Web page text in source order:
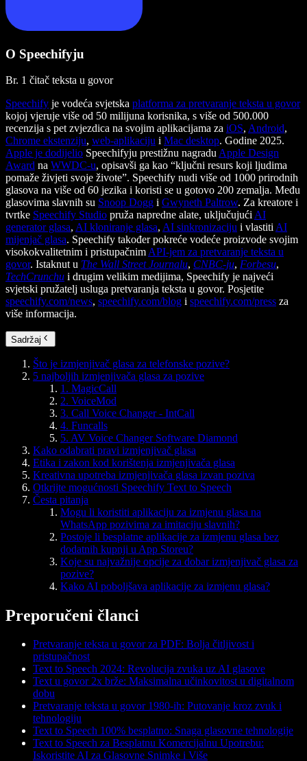
O Speechifyju
Br. 1 čitač teksta u govor
Speechify je vodeća svjetska platforma za pretvaranje teksta u govor
kojoj vjeruje više od 50 milijuna korisnika, s više od 500.000
recenzija s pet zvjezdica na svojim aplikacijama za iOS, Android,
Chrome ekstenziju, web-aplikaciju i Mac desktop. Godine 2025.
Apple je dodijelio Speechifyju prestižnu nagradu Apple Design
Award na WWDC-u, opisavši ga kao “ključni resurs koji ljudima
pomaže živjeti svoje živote”. Speechify nudi više od 1000 prirodnih
glasova na više od 60 jezika i koristi se u gotovo 200 zemalja. Među
glasovima slavnih su Snoop Dogg i Gwyneth Paltrow. Za kreatore i
tvrtke Speechify Studio pruža napredne alate, uključujući AI
generator glasa, AI kloniranje glasa, AI sinkronizaciju i vlastiti AI
mijenjač glasa. Speechify također pokreće vodeće proizvode svojim
visokokvalitetnim i pristupačnim API-jem za pretvaranje teksta u
govor. Istaknut u The Wall Street Journalu, CNBC-ju, Forbesu,
TechCrunchu i drugim velikim medijima, Speechify je najveći
svjetski pružatelj usluga pretvaranja teksta u govor. Posjetite
speechify.com/news, speechify.com/blog i speechify.com/press za
više informacija.
Sadržaj
Što je izmjenjivač glasa za telefonske pozive?
5 najboljih izmjenjivača glasa za pozive
1. MagicCall
2. VoiceMod
3. Call Voice Changer - IntCall
4. Funcalls
5. AV Voice Changer Software Diamond
Kako odabrati pravi izmjenjivač glasa
Etika i zakon kod korištenja izmjenjivača glasa
Kreativna upotreba izmjenjivača glasa izvan poziva
Otkrijte mogućnosti Speechify Text to Speech
Česta pitanja
Mogu li koristiti aplikaciju za izmjenu glasa na
WhatsApp pozivima za imitaciju slavnih?
Postoje li besplatne aplikacije za izmjenu glasa bez
dodatnih kupnji u App Storeu?
Koje su najvažnije opcije za dobar izmjenjivač glasa za
pozive?
Kako AI poboljšava aplikacije za izmjenu glasa?
Preporučeni članci
Pretvaranje teksta u govor za PDF: Bolja čitljivost i
pristupačnost
Text to Speech 2024: Revolucija zvuka uz AI glasove
Text u govor 2x brže: Maksimalna učinkovitost u digitalnom
dobu
Pretvaranje teksta u govor 1980-ih: Putovanje kroz zvuk i
tehnologiju
Text to Speech 100% besplatno: Snaga glasovne tehnologije
Text to Speech za Besplatnu Komercijalnu Upotrebu:
Iskoristite AI za Glasovne Snimke i Više